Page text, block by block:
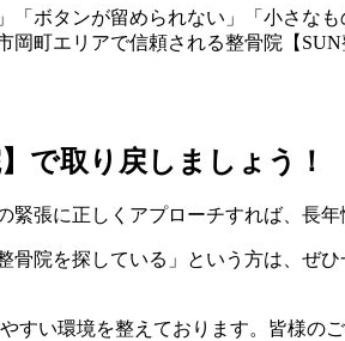
ボタンが留められない」「小さな
町エリアで信頼される整骨院【
で取り戻しましょう！
張に正しくアプローチすれば、長
院を探している」という方は、ぜ
い環境を整えております。皆様の